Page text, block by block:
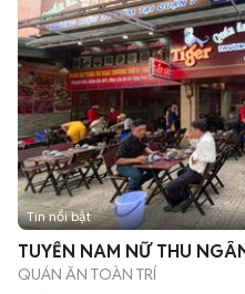
Tin nổi bật
TUYỂN NAM NỮ THU
QUÁN ĂN TOÀN TRÍ